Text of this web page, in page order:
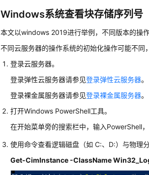
Windows系统查看块存储序列号
本文以windows 2019进行举例，不同版本的操
不同云服务器的操作系统的初始化操作可能不同
登录云服务器。
登录弹性云服务器请参见登录弹性云服务器。
登录裸金属服务器请参见登录裸金属服务器。
打开Windows PowerShell工具。
在开始菜单旁的搜索栏中，输入PowerShell
使用命令查看逻辑磁盘（如 C:、D:）与物理
Get-CimInstance -ClassName